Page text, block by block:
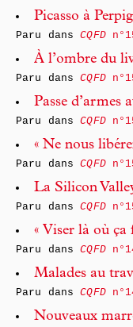
Picasso à
Paru dansCQFD
À l’ombre du
Paru dansCQFD
Passe d’armes
Paru dansCQFD
« Ne nous
Paru dansCQFD
La Silicon
Paru dansCQFD
« Viser là où ça
Paru dansCQFD
Malades au
Paru dansCQFD
Nouveaux